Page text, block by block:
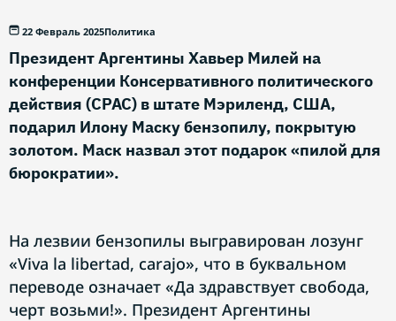
22 Февраль 2025Политика
Президент Аргентины Хавьер Милей на
конференции Консервативного политического
действия (CPAC) в штате Мэриленд, США,
подарил Илону Маску бензопилу, покрытую
золотом. Маск назвал этот подарок «пилой для
бюрократии».
На лезвии бензопилы выгравирован лозунг
«Viva la libertad, carajo», что в буквальном
переводе означает «Да здравствует свобода,
черт возьми!». Президент Аргентины